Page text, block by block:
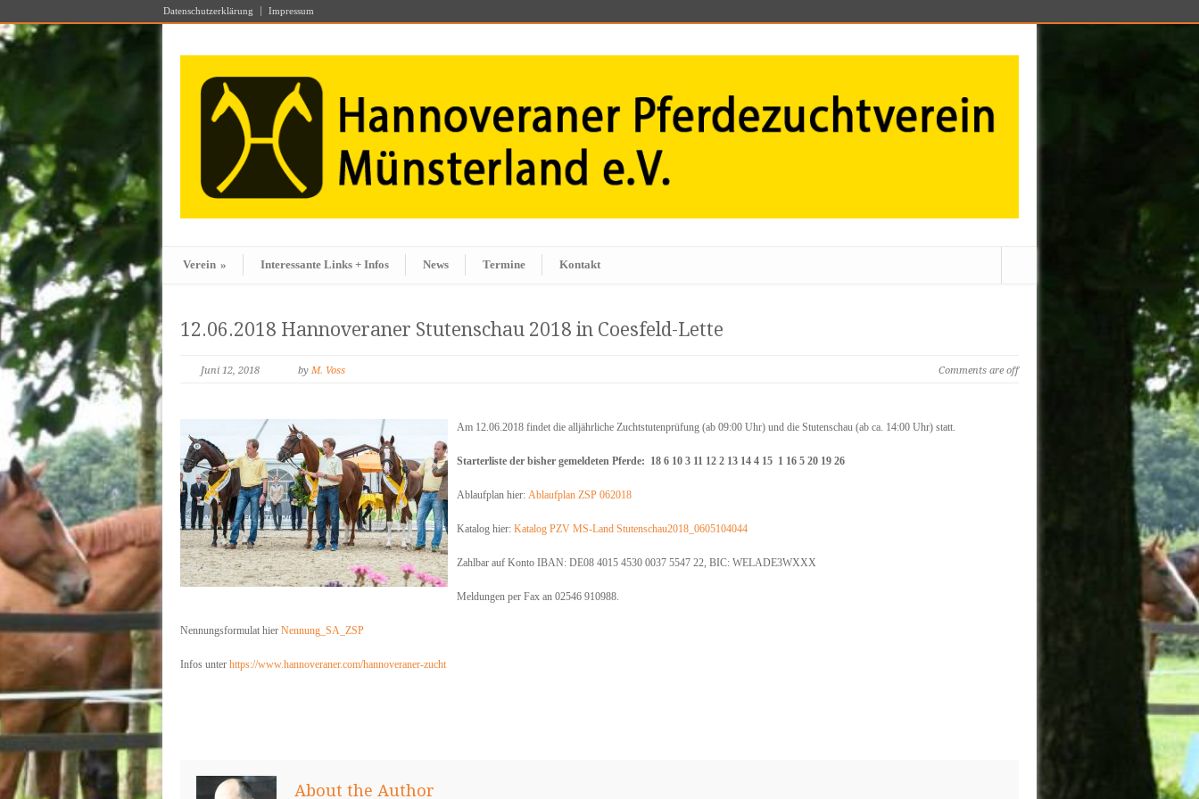
Datenschutzerklärung Impressum
Verein » Interessante Links + Infos News Termine Kontakt
12.06.2018 Hannoveraner Stutenschau 2018 in Coesfeld-Lette
Juni 12, 2018 by M. Voss Comments are off
Am 12.06.2018 findet die alljährliche Zuchtstutenprüfung (ab 09:00 Uhr) und die Stutenschau (ab ca. 14:00 Uhr) statt.
Starterliste der bisher gemeldeten Pferde: 18 6 10 3 11 12 2 13 14 4 15 1 16 5 20 19 26
Ablaufplan hier: Ablaufplan ZSP 062018
Katalog hier: Katalog PZV MS-Land Stutenschau2018_0605104044
Zahlbar auf Konto IBAN: DE08 4015 4530 0037 5547 22, BIC: WELADE3WXXX
Meldungen per Fax an 02546 910988.
Nennungsformulat hier Nennung_SA_ZSP
Infos unter https://www.hannoveraner.com/hannoveraner-zucht
About the Author